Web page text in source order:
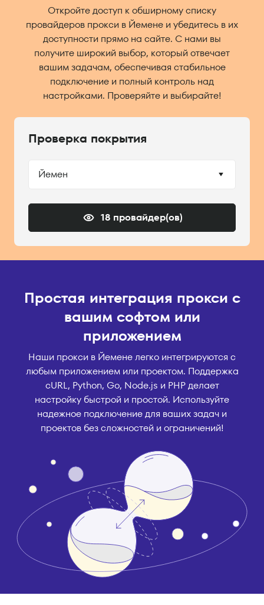
Откройте доступ к обширному списку
провайдеров прокси в Йемене и убедитесь в их
доступности прямо на сайте. С нами вы
получите широкий выбор, который отвечает
вашим задачам, обеспечивая стабильное
подключение и полный контроль над
настройками. Проверяйте и выбирайте!
Проверка покрытия
Йемен
18 провайдер(ов)
Простая интеграция прокси с
вашим софтом или
приложением
Наши прокси в Йемене легко интегрируются с
любым приложением или проектом. Поддержка
cURL, Python, Go, Node.js и PHP делает
настройку быстрой и простой. Используйте
надежное подключение для ваших задач и
проектов без сложностей и ограничений!